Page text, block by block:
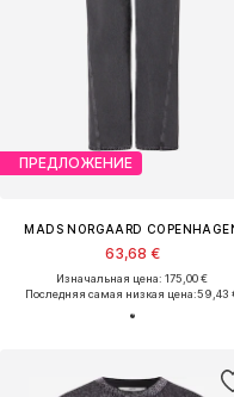
ПРЕДЛОЖЕНИЕ
MADS NORGAARD
63,68 €
Изначальная цена: 175,00 €
Последняя самая низкая цена:59,43